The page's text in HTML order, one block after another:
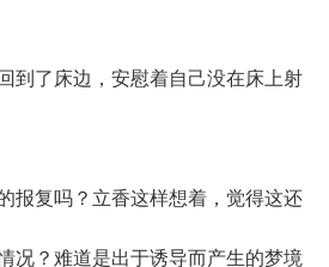
了床边，安慰着自己没在床上射
复吗？立香这样想着，觉得这还
况？难道是出于诱导而产生的梦境